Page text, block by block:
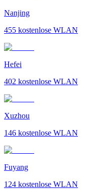
Nanjing
455 kostenlose WLAN
Hefei
402 kostenlose WLAN
Xuzhou
146 kostenlose WLAN
Fuyang
124 kostenlose WLAN